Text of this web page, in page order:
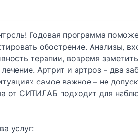
Годовая программа
обострение. Анализы,
терапии, вовремя
Артрит и артроз – два
самое важное – не
от СИТИЛАБ подходит для
услуг: